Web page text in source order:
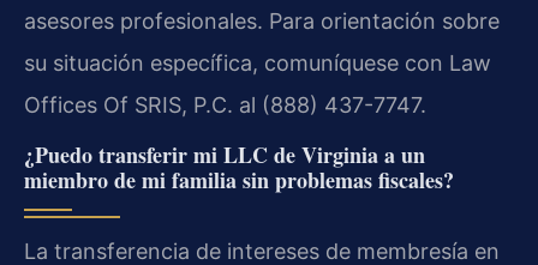
asesores profesionales. Para orientación sobre
su situación específica, comuníquese con Law
Offices Of SRIS, P.C. al (888) 437-7747.
¿Puedo transferir mi LLC de Virginia a un
miembro de mi familia sin problemas fiscales?
La transferencia de intereses de membresía en